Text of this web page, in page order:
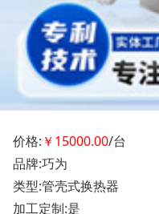
价格: ￥15000.00/台
品牌:巧为
类型:管壳式换热器
加工定制:是